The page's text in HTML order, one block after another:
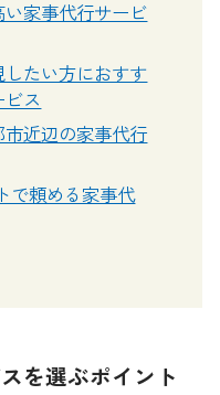
家事代行サービ
たい方におすす
ス
近辺の家事代行
で頼める家事代
を選ぶポイント